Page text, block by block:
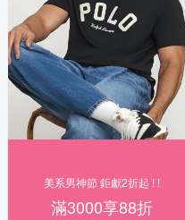
美系男神節 鉅獻2折起 ! !
滿3000享88折